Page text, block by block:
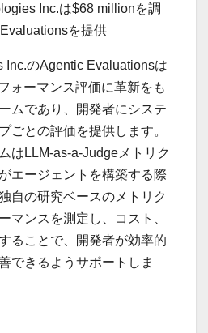
Inc.は$68 millionを調
を提供
Inc.のAgentic Evaluationsは
ォーマンス評価に革新をも
ムであり、開発者にシステ
ごとの評価を提供します。
はLLM-as-a-Judgeメトリク
エージェントを構築する際
自の研究ベースのメトリク
マンスを測定し、コスト、
ることで、開発者が効率的
できるようサポートしま